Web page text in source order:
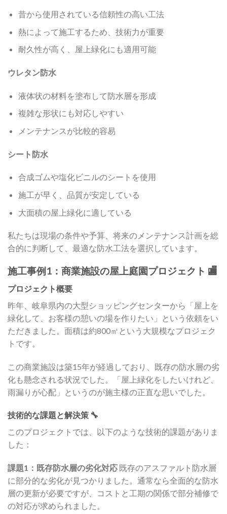
昔から使用されている信頼性の高い工法
熱によって施工するため、技術力が重要
耐久性が高く、屋上緑化にも適用可能
ウレタン防水
液体状の材料を塗布して防水層を形成
複雑な形状にも対応しやすい
メンテナンスが比較的容易
シート防水
合成ゴムや塩化ビニルのシートを使用
施工が早く、品質が安定している
大面積の屋上緑化に適している
私たちは現場の条件や予算、将来のメンテナンス計画を総
合的に判断して、最適な防水工法を選択しています。
施工事例1：商業施設の屋上庭園プロジェクト 🏬
プロジェクト概要
昨年、岐阜県内の大型ショッピングセンターから「屋上を
緑化して、お客様の憩いの場を作りたい」という依頼をい
ただきました。面積は約800㎡という大規模なプロジェク
トです。
この商業施設は築15年が経過しており、既存の防水層の劣
化も懸念される状況でした。「屋上緑化をしたいけれど、
雨漏りが心配」というのが施主様の正直な思いでした。
技術的な課題と解決策 🔧
このプロジェクトでは、以下のような技術的課題がありま
した：
課題1：既存防水層の劣化対応 既存のアスファルト防水層
に部分的な劣化が見つかりました。通常なら全面的な防水
層の更新が必要ですが、コストと工期の関係で部分補修で
の対応が求められました。